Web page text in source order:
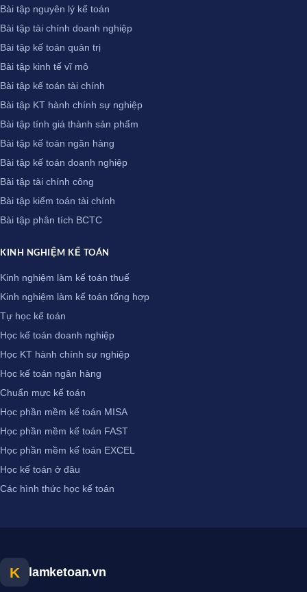
Bài tập nguyên lý kế toán
Bài tập tài chính doanh nghiệp
Bài tập kế toán quản trị
Bài tập kinh tế vĩ mô
Bài tập kế toán tài chính
Bài tập KT hành chính sự nghiệp
Bài tập tính giá thành sản phẩm
Bài tập kế toán ngân hàng
Bài tập kế toán doanh nghiệp
Bài tập tài chính công
Bài tập kiểm toán tài chính
Bài tập phân tích BCTC
KINH NGHIỆM KẾ TOÁN
Kinh nghiệm làm kế toán thuế
Kinh nghiệm làm kế toán tổng hợp
Tự học kế toán
Học kế toán doanh nghiệp
Học KT hành chính sự nghiệp
Học kế toán ngân hàng
Chuẩn mực kế toán
Học phần mềm kế toán MISA
Học phần mềm kế toán FAST
Học phần mềm kế toán EXCEL
Học kế toán ở đâu
Các hình thức học kế toán
K lamketoan.vn